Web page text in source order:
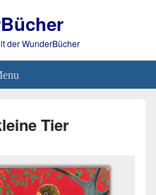
der WunderBücher
Tier